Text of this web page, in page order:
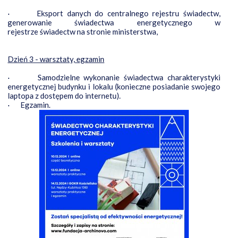
·
Eksport danych do centralnego rejestru świadectw,
generowanie świadectwa energetycznego w
rejestrze świadectw na stronie ministerstwa,
Dzień 3 - warsztaty, egzamin
·
Samodzielne wykonanie świadectwa charakterystyki
energetycznej budynku i lokalu (konieczne posiadanie swojego
laptopa z dostępem do internetu).
·
Egzamin.